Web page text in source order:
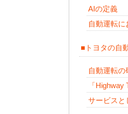
AIの定義
自動運転
■トヨタの自
自動運転
「Highway
サービスと